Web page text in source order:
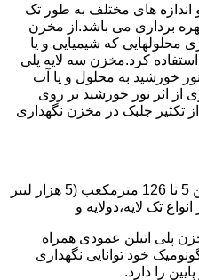
اندازه های مختلف به طور تک
بهره برداری می باشد.از مخزن
محلولهایی که شیمیایی و یا
کرد.مخزن سه لایه پلی
خورشید به محلول و یا آب
اثر نور خورشید بر روی
تکثیر جلبک در مخزن نگهداری
حجم مخزن پلی اتیلن را میتوان بین 5 تا 126 مترمکعب (5 هزار لیتر
پلی اتیلن عمودی همراه
خود توانایی نگهداری